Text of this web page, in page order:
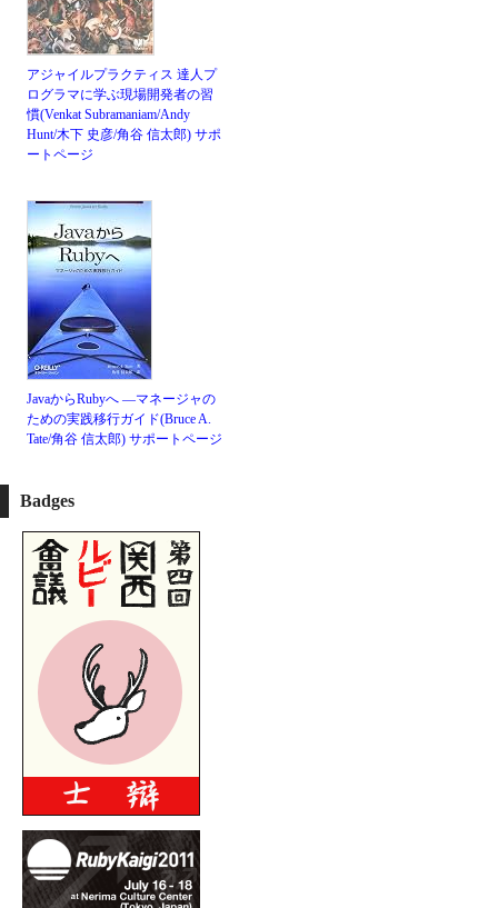
アジャイルプラクティス 達人プ
ログラマに学ぶ現場開発者の習
慣(Venkat Subramaniam/Andy
Hunt/木下 史彦/角谷 信太郎) サポ
ートページ
JavaからRubyへ ―マネージャの
ための実践移行ガイド(Bruce A.
Tate/角谷 信太郎) サポートページ
Badges